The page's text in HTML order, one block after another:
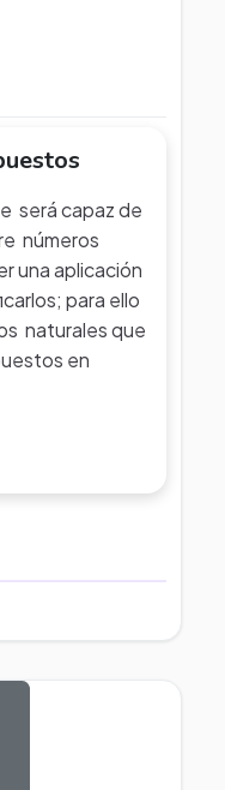
será capaz de
números
una aplicación
para ello
naturales que
en